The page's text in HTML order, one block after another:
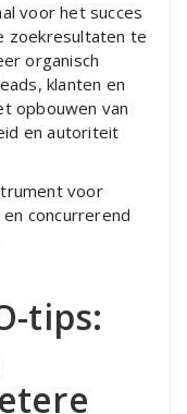
voor het succes
zoekresultaten te
organisch
klanten en
opbouwen van
en autoriteit
voor
concurrerend
tips: